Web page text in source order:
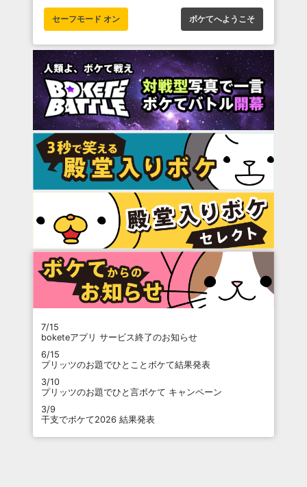
セーフモード オン ボケてへようこそ
7/15
boketeアプリ サービス終了のお知らせ
6/15
プリッツのお題でひとことボケて結果発表
3/10
プリッツのお題でひと言ボケて キャンペーン
3/9
干支でボケて2026 結果発表